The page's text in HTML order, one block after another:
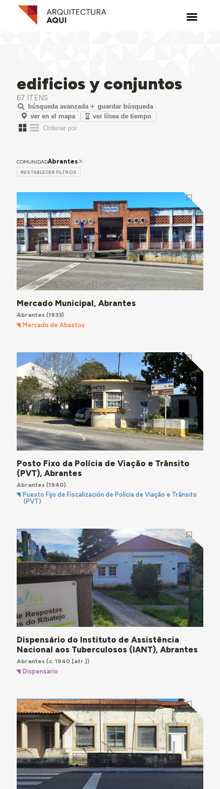
edificios y conjuntos
67 ITENS
búsqueda avanzada
guardar búsqueda
ver en el mapa
ver línea de tiempo
COMUNIDADAbrantes
RESTABLECER FILTROS
Mercado Municipal, Abrantes
Abrantes(1933)
Mercado de Abastos
Posto Fixo da Polícia de Viação e Trânsito
(PVT), Abrantes
Abrantes(1940)
Puesto Fijo de Fiscalización de Polícia de Viação e Trânsito
(PVT)
Dispensário do Instituto de Assistência
Nacional aos Tuberculosos (IANT), Abrantes
Abrantes(c. 1940 [atr.])
Dispensario